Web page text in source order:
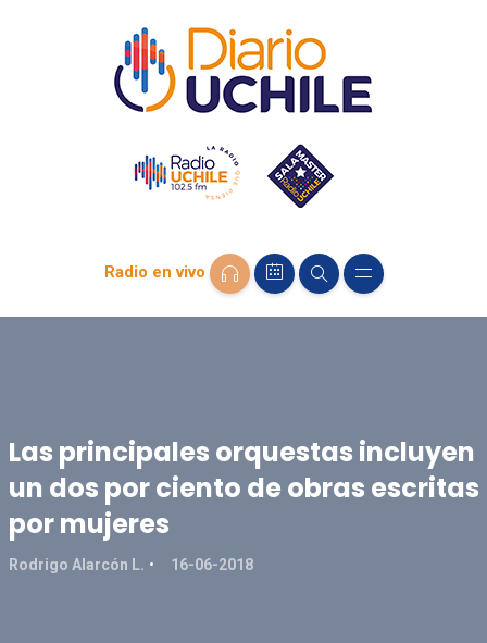
Radio en vivo
Las principales orquestas incluyen
un dos por ciento de obras escritas
por mujeres
Rodrigo Alarcón L. 16-06-2018